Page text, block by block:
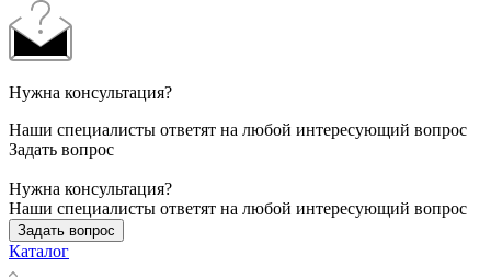
Нужна консультация?
Наши специалисты ответят на любой интересующий вопрос
Задать вопрос
Нужна консультация?
Наши специалисты ответят на любой интересующий вопрос
Задать вопрос
Каталог